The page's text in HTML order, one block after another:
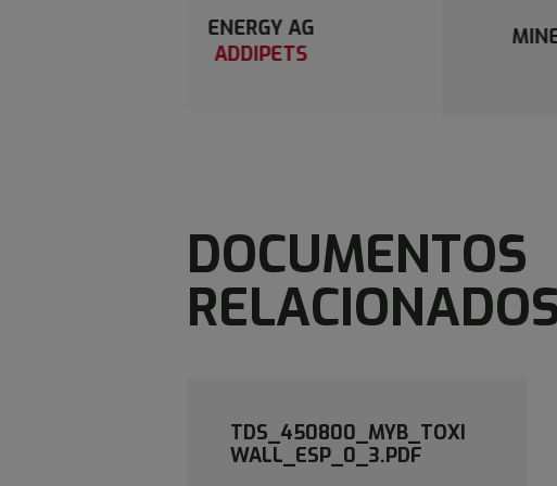
MINERALES ORGÁNICOS
DOCUMENTOS
TDS_450800_MYB_TOXI
WALL_ESP_0_3.PDF